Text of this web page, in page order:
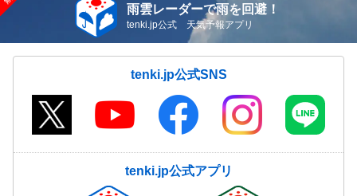
雨雲レーダーで雨を回避！
tenki.jp公式 天気予報アプリ
tenki.jp公式SNS
tenki.jp公式アプリ